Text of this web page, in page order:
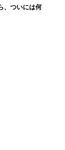
、ついには何